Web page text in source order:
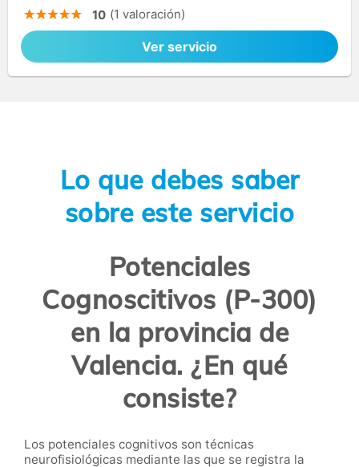
10 (1 valoración)
Ver servicio
Lo que debes saber
sobre este servicio
Potenciales
Cognoscitivos (P-300)
en la provincia de
Valencia. ¿En qué
consiste?
Los potenciales cognitivos son técnicas
neurofisiológicas mediante las que se registra la